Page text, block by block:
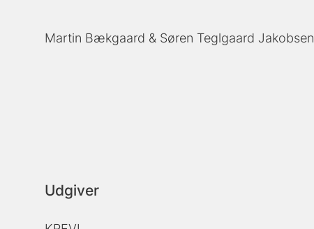
Martin Bækgaard Søren Teglgaard Jakobsen
Udgiver